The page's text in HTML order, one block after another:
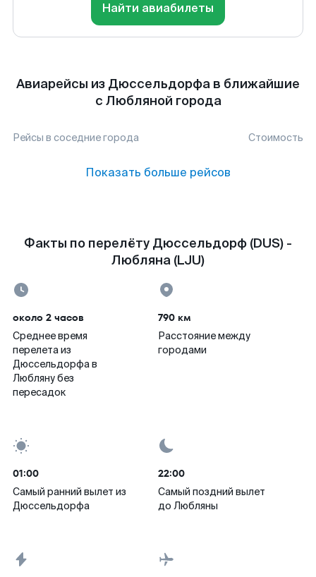
Найти авиабилеты
Авиарейсы из Дюссельдорфа в ближайшие
с Любляной города
Рейсы в соседние города Стоимость
Показать больше рейсов
Факты по перелёту Дюссельдорф (DUS) -
Любляна (LJU)
около 2 часов
Среднее время
перелета из
Дюссельдорфа в
Любляну без
пересадок
790 км
Расстояние между
городами
01:00
Самый ранний вылет из
Дюссельдорфа
22:00
Самый поздний вылет
до Любляны